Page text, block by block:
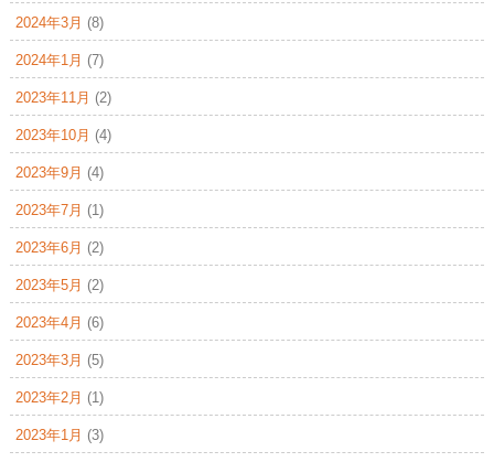
2024年3月 (8)
2024年1月 (7)
2023年11月 (2)
2023年10月 (4)
2023年9月 (4)
2023年7月 (1)
2023年6月 (2)
2023年5月 (2)
2023年4月 (6)
2023年3月 (5)
2023年2月 (1)
2023年1月 (3)